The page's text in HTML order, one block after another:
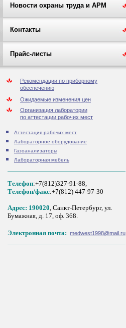
Новости охраны труда и АРМ
Контакты
Прайс-листы
Рекомендации по приборному
обеспечению
Ожидаемые изменения цен
Организация лаборатории
по аттестации рабочих мест
Аттестация рабочих мест
Лабораторное оборудование
Газоанализаторы
Лабораторная мебель
Телефон:+7(812)327-91-88,
Tелефон/факс:+7(812) 447-97-30
Адрес: 190020, Санкт-Петербург, ул.
Бумажная, д. 17, оф. 368.
Электронная почта: medwest1998@mail.ru